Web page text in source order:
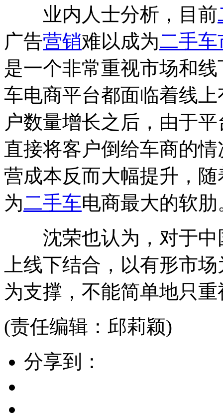
业内人士分析，目前
广告营销难以成为二手车
是一个非常重视市场和
车电商平台都面临着线
户数量增长之后，由于
直接将客户倒给车商的
营成本反而大幅提升，随
为二手车电商最大的软肋
沈荣也认为，对于中
上线下结合，以有形市
为支撑，不能简单地只
(责任编辑：邱莉颖)
分享到：